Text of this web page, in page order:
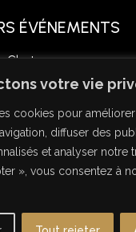
votre vie
cookies pour
diffuser des
et analyser notre
», vous consentez à
dans
ÉVÉNEMENTS
Chatou